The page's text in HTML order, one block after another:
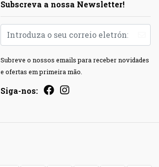
Subscreva a nossa Newsletter!
Subreve o nossos emails para receber novidades
e ofertas em primeira mão.
Siga-nos: